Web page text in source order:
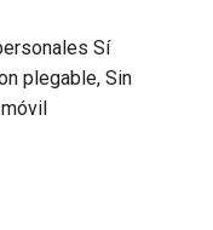
Sí
plegable, Sin